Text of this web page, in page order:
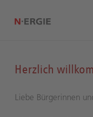
Herzlich
Liebe Bürgerinnen